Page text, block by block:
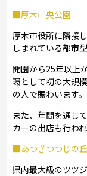
■厚木中央公園
厚木市役所に隣接
しまれている都市
開園から25年以上
環として初の大規
の人で賑わいます。
また、年間を通じ
カーの出店も行われ
■あつぎつつじの
県内最大級のツツ